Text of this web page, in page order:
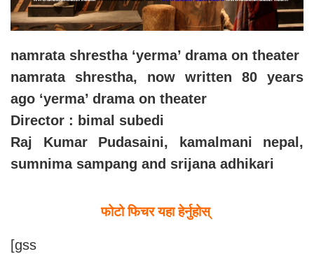
namrata shrestha ‘yerma’ drama on theater
namrata shrestha, now written 80 years
ago ‘yerma’ drama on theater
Director : bimal subedi
Raj Kumar Pudasaini, kamalmani nepal,
sumnima sampang and srijana adhikari
फोटो फिचर यहा हेर्नुहोस्
[gss